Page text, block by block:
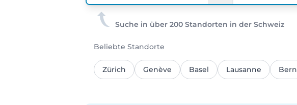
Suche in über 200 Standorten in der Schweiz
Beliebte Standorte
Zürich Genève Basel Lausanne Bern